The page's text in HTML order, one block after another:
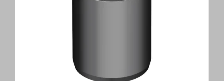
Longueur 1200 mm